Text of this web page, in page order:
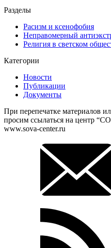
Разделы
Расизм и ксенофобия
Неправомерный
Религия в светском
Категории
Новости
Публикации
Документы
При перепечатке материалов
просим ссылаться на центр
www.sova-center.ru